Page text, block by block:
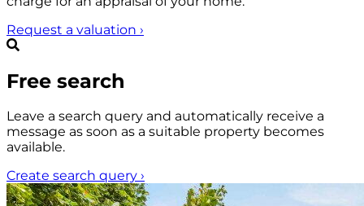
Request a valuation ›
Free search
Leave a search query and automatically receive a
message as soon as a suitable property becomes
available.
Create search query ›